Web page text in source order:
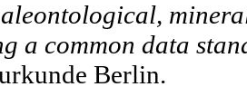
a common data
Berlin.